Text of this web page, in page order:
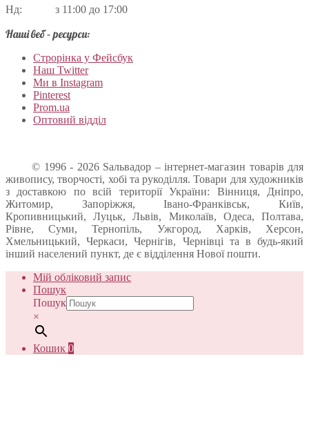
Нд: з 11:00 до 17:00
Наші веб – ресурси:
Строрінка у Фейсбук
Наш Twitter
Ми в Instagram
Pinterest
Prom.ua
Оптовий відділ
© 1996 - 2026 Sальвадор – інтернет-магазин товарів для
живопису, творчості, хобі та рукоділля. Товари для художників
з доставкою по всій території України: Вінниця, Дніпро,
Житомир, Запоріжжя, Івано-Франківськ, Київ,
Кропивницький, Луцьк, Львів, Миколаїв, Одеса, Полтава,
Рівне, Суми, Тернопіль, Ужгород, Харків, Херсон,
Хмельницький, Черкаси, Чернігів, Чернівці та в будь-який
інший населений пункт, де є відділення Нової пошти.
Мій обліковий запис
Пошук
Пошук
×
Кошик 0